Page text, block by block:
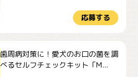
応募する
歯周病対策に！愛犬のお口の菌を調
べるセルフチェックキット「M...